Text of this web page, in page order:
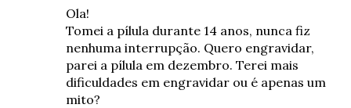
Ola!
Tomei a pílula durante 14 anos, nunca fiz
nenhuma interrupção. Quero engravidar,
parei a pílula em dezembro. Terei mais
dificuldades em engravidar ou é apenas um
mito?